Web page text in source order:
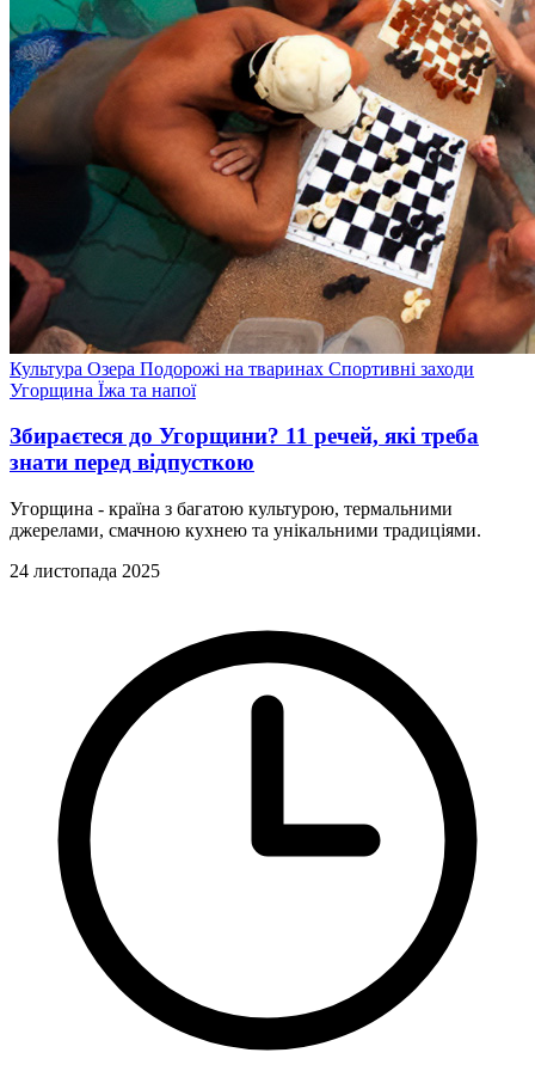
Культура Озера Подорожі на тваринах Спортивні заходи
Угорщина Їжа та напої
Збираєтеся до Угорщини? 11 речей, які треба
знати перед відпусткою
Угорщина - країна з багатою культурою, термальними
джерелами, смачною кухнею та унікальними традиціями.
24 листопада 2025